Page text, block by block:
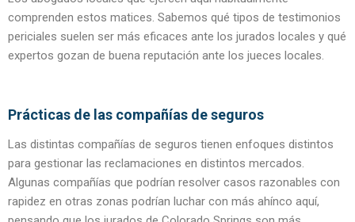
comprenden estos matices. Sabemos qué tipos de testimonios
periciales suelen ser más eficaces ante los jurados locales y qué
expertos gozan de buena reputación ante los jueces locales.
Prácticas de las compañías de seguros
Las distintas compañías de seguros tienen enfoques distintos
para gestionar las reclamaciones en distintos mercados.
Algunas compañías que podrían resolver casos razonables con
rapidez en otras zonas podrían luchar con más ahínco aquí,